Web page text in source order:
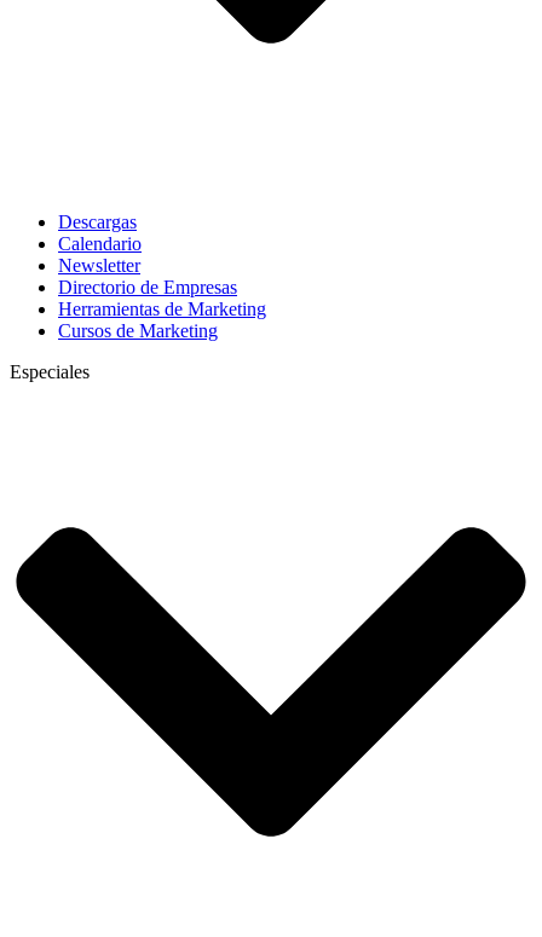
Descargas
Calendario
Newsletter
Directorio de Empresas
Herramientas de Marketing
Cursos de Marketing
Especiales